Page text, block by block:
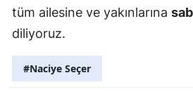
tüm ailesine ve yakınlarına
diliyoruz.
#Naciye Seçer